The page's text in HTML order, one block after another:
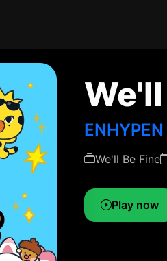
ENHYPEN
We'll Be Fine
Play now